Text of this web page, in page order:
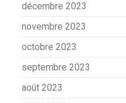
décembre 2023
novembre 2023
octobre 2023
septembre 2023
août 2023